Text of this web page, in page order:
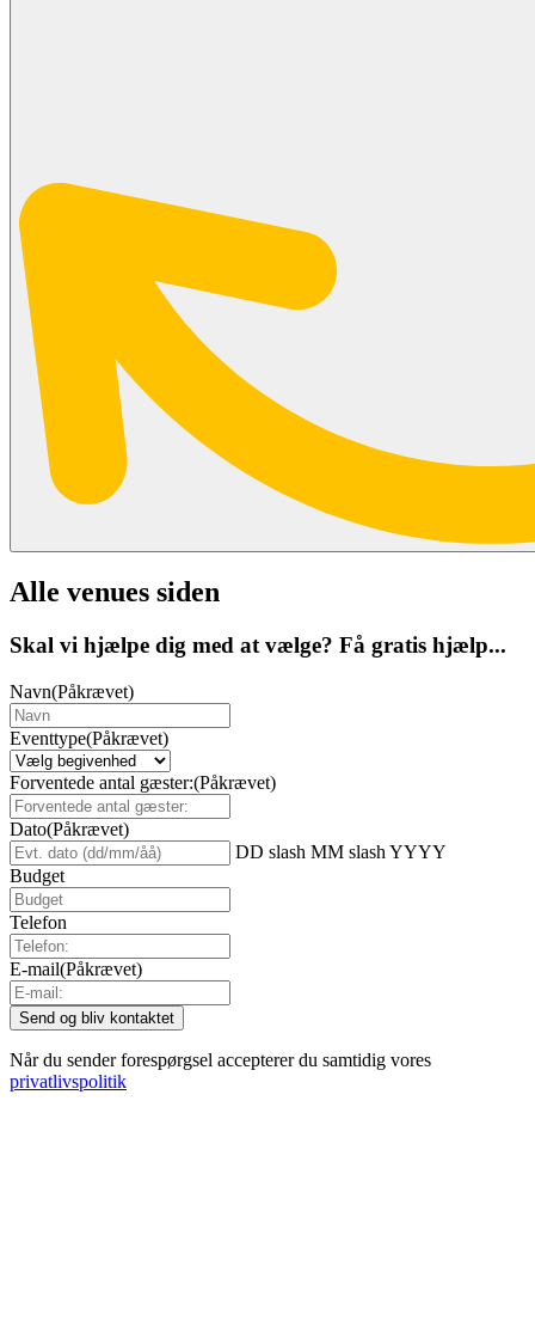
Alle venues siden
Skal vi hjælpe dig med at vælge? Få gratis hjælp...
Navn(Påkrævet)
Eventtype(Påkrævet)
Forventede antal gæster:(Påkrævet)
Dato(Påkrævet)
DD slash MM slash YYYY
Budget
Telefon
E-mail(Påkrævet)
Når du sender forespørgsel accepterer du samtidig vores
privatlivspolitik